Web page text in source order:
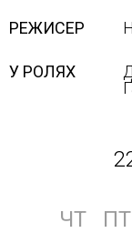
РЕЖИСЕР
У РОЛЯХ
ЧТ ПТ